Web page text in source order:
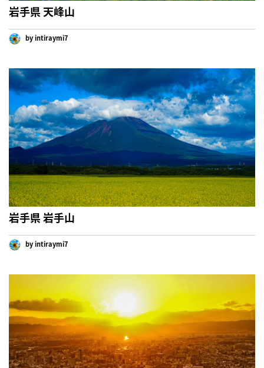
岩手県 天峰山
by intiraymi7
岩手県 岩手山
by intiraymi7